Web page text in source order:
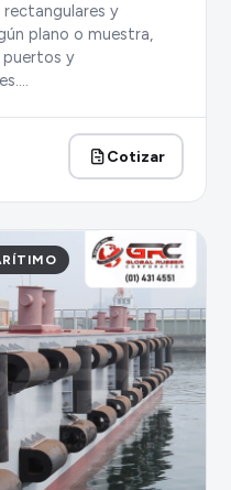
rectangulares y
plano o muestra,
puertos y
Cotizar